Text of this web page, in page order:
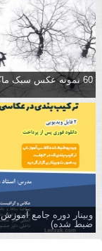
60 نمونه عکس سبک ماکسیمالیسم
وبینار دوره جامع
ضبط شده)